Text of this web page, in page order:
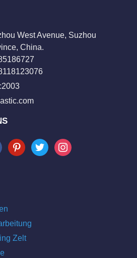
West Avenue, Suzhou
China.
pinteresttwitter instagram
Zelt